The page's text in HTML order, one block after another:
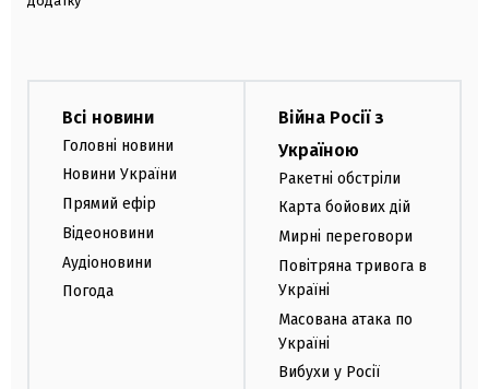
Всі новини
Головні новини
Новини України
Прямий ефір
Відеоновини
Аудіоновини
Погода
Війна Росії з
Україною
Ракетні обстріли
Карта бойових дій
Мирні переговори
Повітряна тривога в
Україні
Масована атака по
Україні
Вибухи у Росії